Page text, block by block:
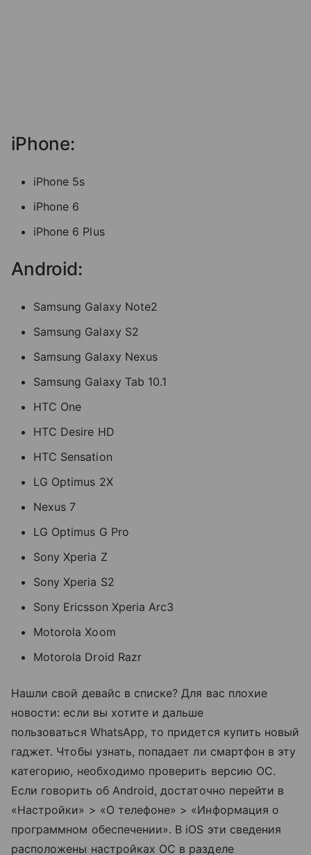
iPhone:
iPhone 5s
iPhone 6
iPhone 6 Plus
Android:
Samsung Galaxy Note2
Samsung Galaxy S2
Samsung Galaxy Nexus
Samsung Galaxy Tab 10.1
HTC One
HTC Desire HD
HTC Sensation
LG Optimus 2X
Nexus 7
LG Optimus G Pro
Sony Xperia Z
Sony Xperia S2
Sony Ericsson Xperia Arc3
Motorola Xoom
Motorola Droid Razr
Нашли свой девайс в списке? Для вас плохие
новости: если вы хотите и дальше
пользоваться WhatsApp, то придется купить новый
гаджет. Чтобы узнать, попадает ли смартфон в эту
категорию, необходимо проверить версию ОС.
Если говорить об Android, достаточно перейти в
«Настройки» > «О телефоне» > «Информация о
программном обеспечении». В iOS эти сведения
расположены настройках ОС в разделе